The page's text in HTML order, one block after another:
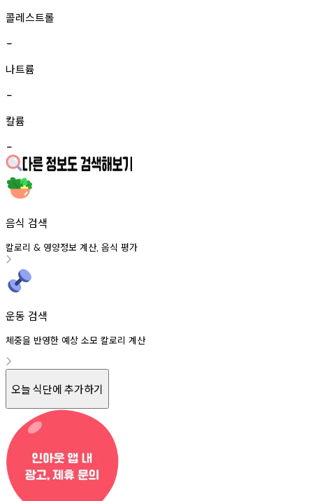
콜레스트롤
-
나트륨
-
칼륨
-
음식 검색
칼로리 & 영양정보 계산, 음식 평가
운동 검색
체중을 반영한 예상 소모 칼로리 계산
오늘 식단에 추가하기